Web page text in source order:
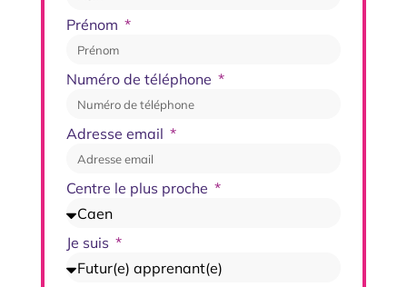
Prénom
Numéro de téléphone
Adresse email
Centre le plus proche
Je suis